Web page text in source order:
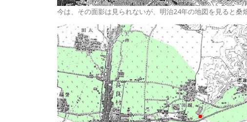
今は、その面影は見られないが、明治24年の地図を見ると桑